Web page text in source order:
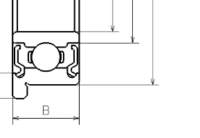
RF-1760X2ZZ的详细信息？
蓓亚三美的产品专家取得联系。
承（法兰型）